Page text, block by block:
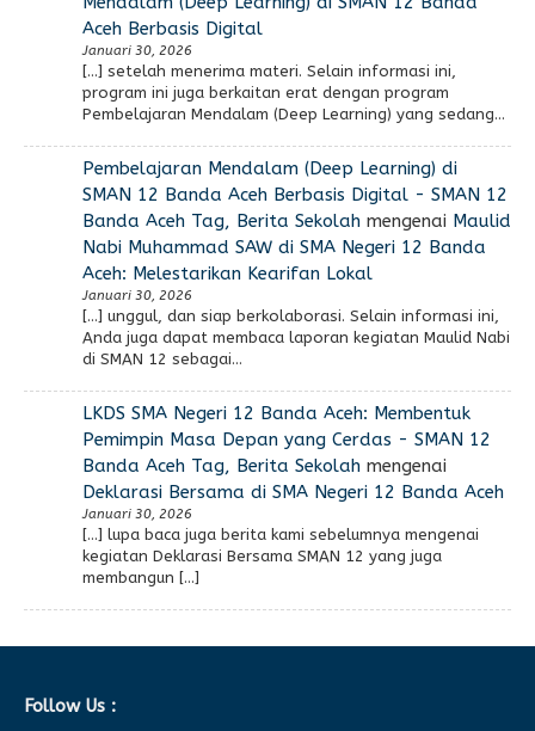
Aceh Berbasis Digital
Januari 30, 2026
[…] setelah menerima materi. Selain informasi ini,
program ini juga berkaitan erat dengan program
Pembelajaran Mendalam (Deep Learning) yang sedang…
Pembelajaran Mendalam (Deep Learning) di
SMAN 12 Banda Aceh Berbasis Digital - SMAN 12
Banda Aceh Tag, Berita Sekolahmengenai Maulid
Nabi Muhammad SAW di SMA Negeri 12 Banda
Aceh: Melestarikan Kearifan Lokal
Januari 30, 2026
[…] unggul, dan siap berkolaborasi. Selain informasi ini,
Anda juga dapat membaca laporan kegiatan Maulid Nabi
di SMAN 12 sebagai…
LKDS SMA Negeri 12 Banda Aceh: Membentuk
Pemimpin Masa Depan yang Cerdas - SMAN 12
Banda Aceh Tag, Berita Sekolahmengenai
Deklarasi Bersama di SMA Negeri 12 Banda Aceh
Januari 30, 2026
[…] lupa baca juga berita kami sebelumnya mengenai
kegiatan Deklarasi Bersama SMAN 12 yang juga
membangun […]
Follow Us :